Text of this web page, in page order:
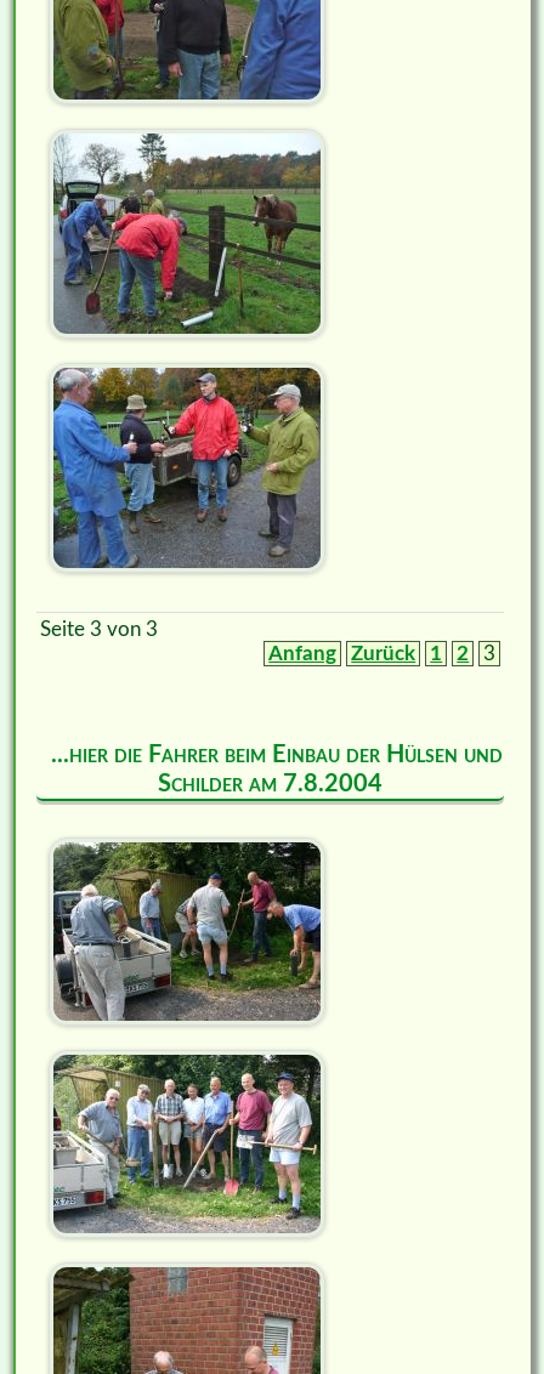
Seite 3 von 3
Anfang
Zurück 1 2 3
...hier die Fahrer beim Einbau der Hülsen und
Schilder am 7.8.2004